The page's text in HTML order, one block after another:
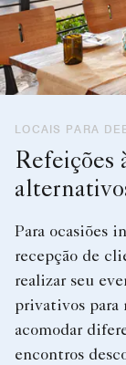
LOCAIS PARA
Refeições
Para ocasiões
recepção de
realizar seu
privativos para
acomodar
encontros